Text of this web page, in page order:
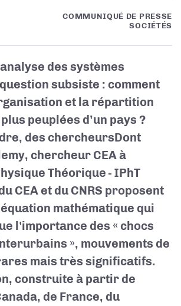
COMMUNIQUÉ DE PRESSE
SOCIÉTÉS
des systèmes
subsiste : comment
et la répartition
peuplées d’un pays ?
des chercheursDont
chercheur CEA à
Théorique - IPhT
CEA et du CNRS proposent
mathématique qui
l'importance des « chocs
», mouvements de
mais très significatifs.
construite à partir de
de France, du